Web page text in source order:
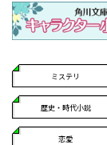
ミステリ
歴史・時代小説
恋愛